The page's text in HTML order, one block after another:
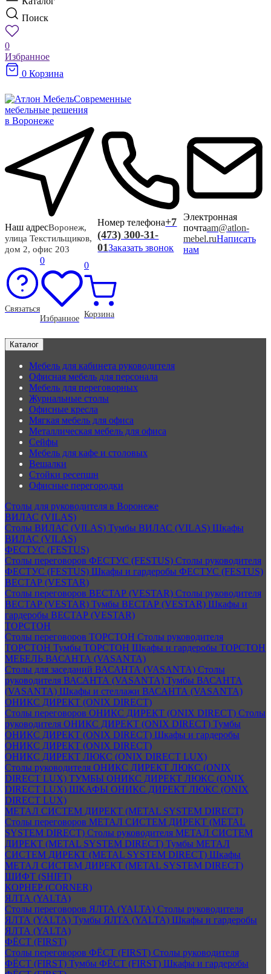
Поиск
0
Избранное
0 Корзина
Современные
мебельные решения
в Воронеже
Наш адресВоронеж,
улица Текстильщиков,
дом 2, офис 203
Номер телефона+7
(473) 300-31-
01Заказать звонок
Электронная
почтаam@atlon-
mebel.ruНаписать
нам
Связаться
0
Избранное
0
Корзина
Каталог
Мебель для кабинета руководителя
Офисная мебель для персонала
Мебель для переговорных
Журнальные столы
Офисные кресла
Мягкая мебель для офиса
Металлическая мебель для офиса
Сейфы
Мебель для кафе и столовых
Вешалки
Стойки ресепшн
Офисные перегородки
Столы для руководителя в Воронеже
ВИЛАС (VILAS)
Столы ВИЛАС (VILAS) Тумбы ВИЛАС (VILAS) Шкафы
ВИЛАС (VILAS)
ФЕСТУС (FESTUS)
Столы переговоров ФЕСТУС (FESTUS) Столы руководителя
ФЕСТУС (FESTUS) Шкафы и гардеробы ФЕСТУС (FESTUS)
ВЕСТАР (VESTAR)
Столы переговоров ВЕСТАР (VESTAR) Столы руководителя
ВЕСТАР (VESTAR) Тумбы ВЕСТАР (VESTAR) Шкафы и
гардеробы ВЕСТАР (VESTAR)
ТОРСТОН
Столы переговоров ТОРСТОН Столы руководителя
ТОРСТОН Тумбы ТОРСТОН Шкафы и гардеробы ТОРСТОН
МЕБЕЛЬ ВАСАНТА (VASANTA)
Столы для заседаний ВАСАНТА (VASANTA) Столы
руководителя ВАСАНТА (VASANTA) Тумбы ВАСАНТА
(VASANTA) Шкафы и стеллажи ВАСАНТА (VASANTA)
ОНИКС ДИРЕКТ (ONIX DIRECT)
Столы переговоров ОНИКС ДИРЕКТ (ONIX DIRECT) Столы
руководителя ОНИКС ДИРЕКТ (ONIX DIRECT) Тумбы
ОНИКС ДИРЕКТ (ONIX DIRECT) Шкафы и гардеробы
ОНИКС ДИРЕКТ (ONIX DIRECT)
ОНИКС ДИРЕКТ ЛЮКС (ONIX DIRECT LUX)
Столы руководителя ОНИКС ДИРЕКТ ЛЮКС (ONIX
DIRECT LUX) ТУМБЫ ОНИКС ДИРЕКТ ЛЮКС (ONIX
DIRECT LUX) ШКАФЫ ОНИКС ДИРЕКТ ЛЮКС (ONIX
DIRECT LUX)
МЕТАЛ СИСТЕМ ДИРЕКТ (METAL SYSTEM DIRECT)
Столы переговоров МЕТАЛ СИСТЕМ ДИРЕКТ (METAL
SYSTEM DIRECT) Столы руководителя МЕТАЛ СИСТЕМ
ДИРЕКТ (METAL SYSTEM DIRECT) Тумбы МЕТАЛ
СИСТЕМ ДИРЕКТ (METAL SYSTEM DIRECT) Шкафы
МЕТАЛ СИСТЕМ ДИРЕКТ (METAL SYSTEM DIRECT)
ШИФТ (SHIFT)
КОРНЕР (CORNER)
ЯЛТА (YALTA)
Столы переговоров ЯЛТА (YALTA) Столы руководителя
ЯЛТА (YALTA) Тумбы ЯЛТА (YALTA) Шкафы и гардеробы
ЯЛТА (YALTA)
ФЁСТ (FIRST)
Столы переговоров ФЁСТ (FIRST) Столы руководителя
ФЁСТ (FIRST) Тумбы ФЁСТ (FIRST) Шкафы и гардеробы